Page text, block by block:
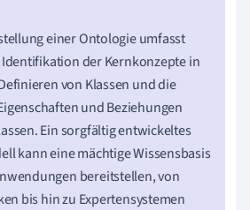
einer Ontologie umfasst
der Kernkonzepte in
von Klassen und die
und Beziehungen
Ein sorgfältig entwickeltes
kann eine mächtige Wissensbasis
bereitstellen, von
bis hin zu Expertensystemen